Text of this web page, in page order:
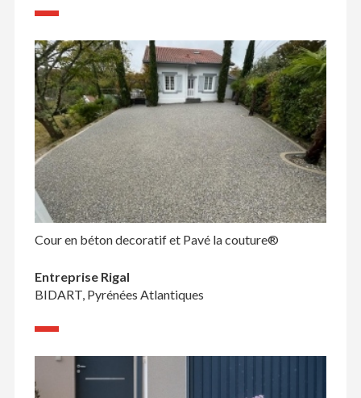
Cour en béton decoratif et Pavé la couture®
Entreprise Rigal
BIDART, Pyrénées Atlantiques